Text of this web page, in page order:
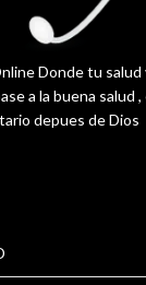
Donde tu salud
a la buena salud
depues de Dios